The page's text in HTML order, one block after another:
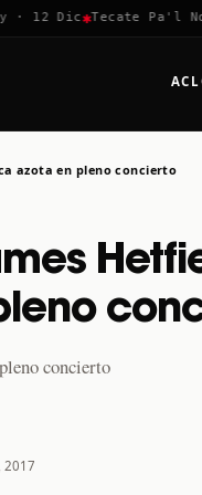
12 Dic✱Tecate Pa'l
ACL
azota en pleno concierto
concierto
2017